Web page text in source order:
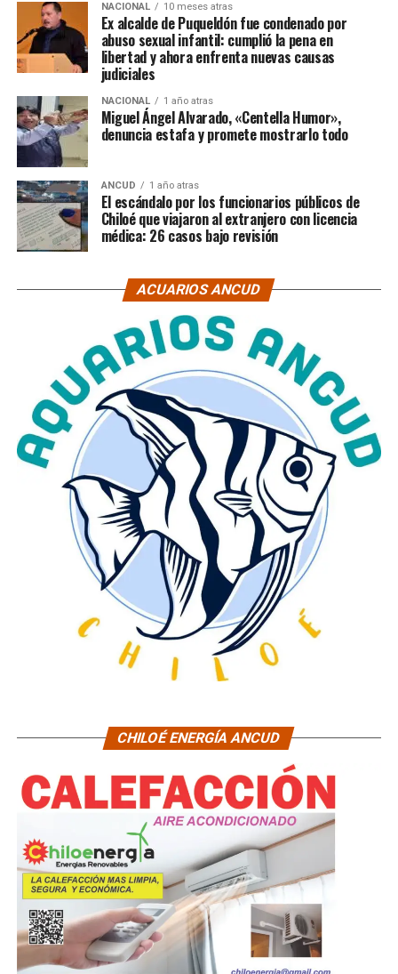
NACIONAL 10 meses atras
Ex alcalde de Puqueldón fue condenado por
abuso sexual infantil: cumplió la pena en
libertad y ahora enfrenta nuevas causas
judiciales
NACIONAL 1 año atras
Miguel Ángel Alvarado, «Centella Humor»,
denuncia estafa y promete mostrarlo todo
ANCUD 1 año atras
El escándalo por los funcionarios públicos de
Chiloé que viajaron al extranjero con licencia
médica: 26 casos bajo revisión
ACUARIOS ANCUD
CHILOÉ ENERGÍA ANCUD